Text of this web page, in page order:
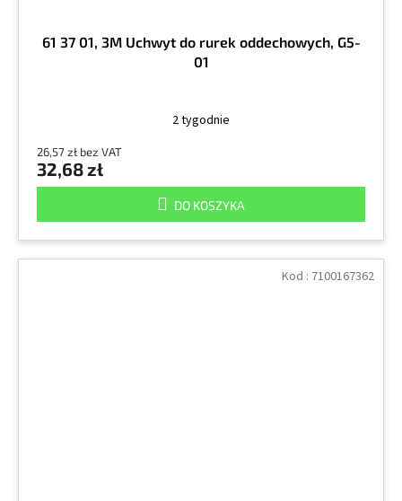
61 37 01, 3M Uchwyt do rurek oddechowych, G5-
01
2 tygodnie
26,57 zł bez VAT
32,68 zł
DO KOSZYKA
Kod : 7100167362